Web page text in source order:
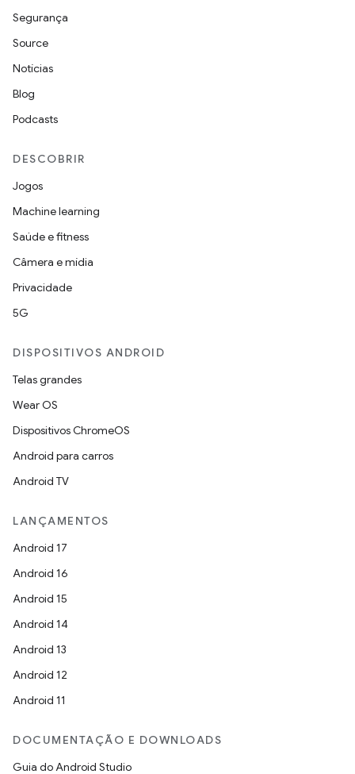
Segurança
Source
Notícias
Blog
Podcasts
DESCOBRIR
Jogos
Machine learning
Saúde e fitness
Câmera e mídia
Privacidade
5G
DISPOSITIVOS ANDROID
Telas grandes
Wear OS
Dispositivos ChromeOS
Android para carros
Android TV
LANÇAMENTOS
Android 17
Android 16
Android 15
Android 14
Android 13
Android 12
Android 11
DOCUMENTAÇÃO E DOWNLOADS
Guia do Android Studio